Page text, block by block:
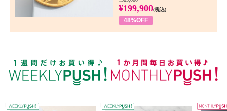
¥199,900(税込)
48%OFF
WEEKLY PUSH